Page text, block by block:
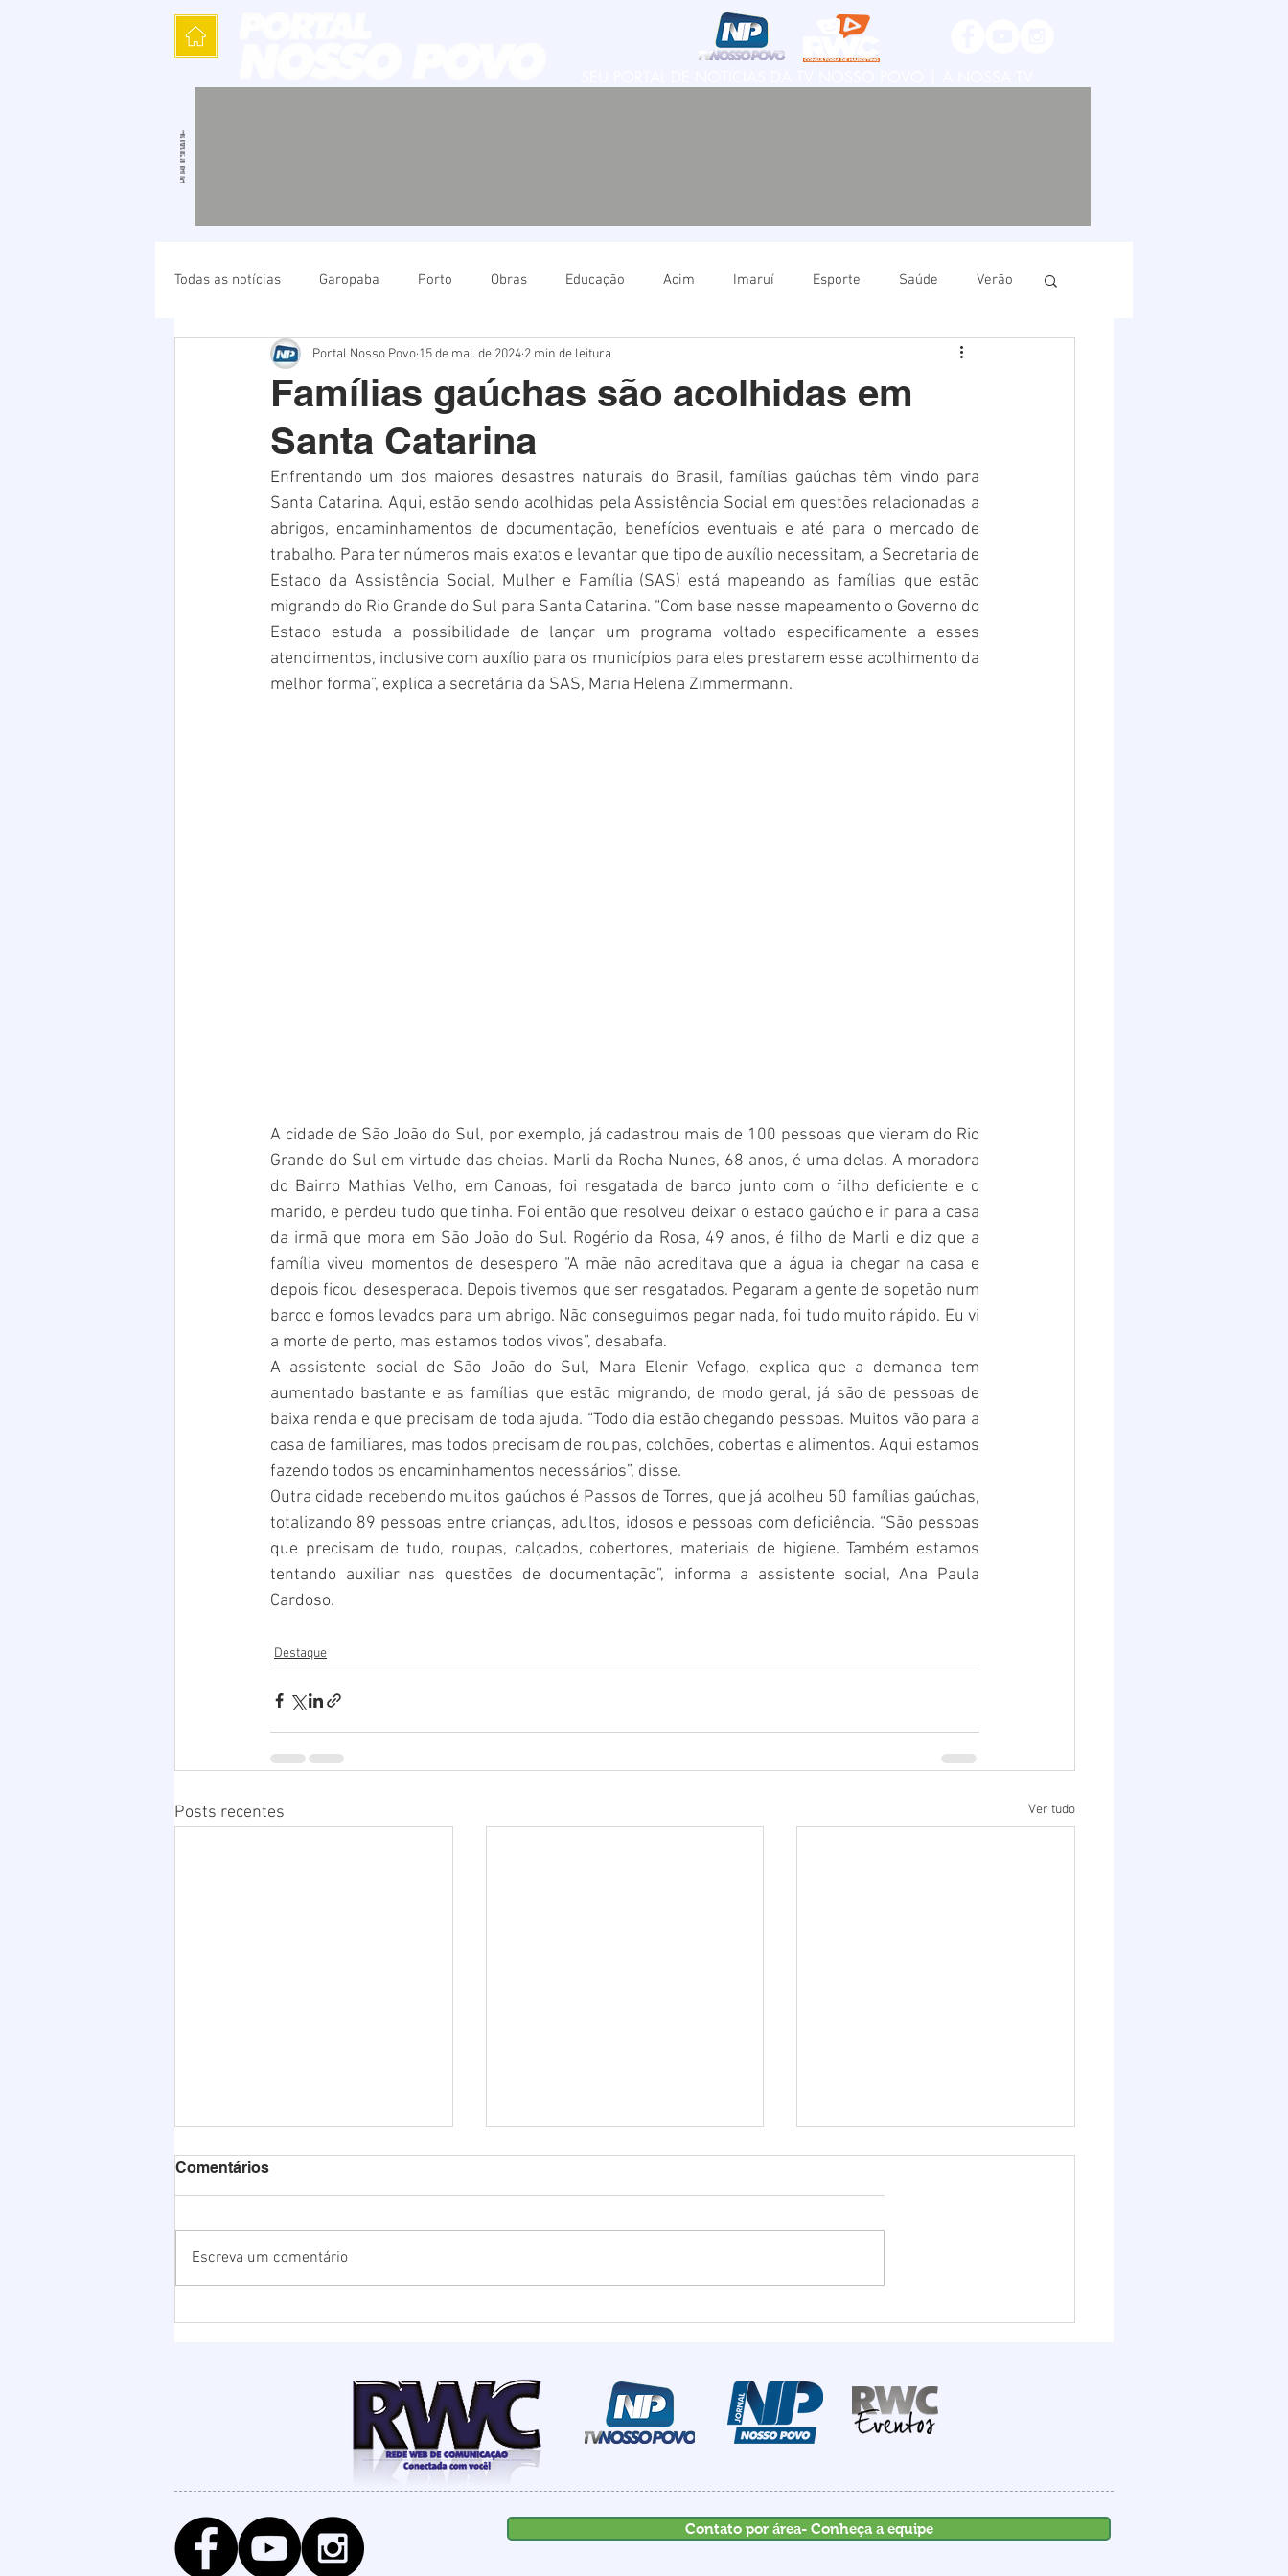
Todas as notícias Garopaba Porto Obras Educação Acim Imaruí Esporte Saúde Verão
Cultura Polícia Natureza Imbituba Imbituba
Verão Saúde Polícia Destaque
infraestrutura Natal PERDIDOS
Famílias gaúchas são acolhidas em
Santa Catarina
Portal Nosso Povo 15 de mai. de 2024 2 min de leitura
Enfrentando um dos maiores desastres naturais do Brasil, famílias gaúchas têm vindo para
Santa Catarina. Aqui, estão sendo acolhidas pela Assistência Social em questões relacionadas a
abrigos, encaminhamentos de documentação, benefícios eventuais e até para o mercado de
trabalho. Para ter números mais exatos e levantar que tipo de auxílio necessitam, a Secretaria de
Estado da Assistência Social, Mulher e Família (SAS) está mapeando as famílias que estão
migrando do Rio Grande do Sul para Santa Catarina. “Com base nesse mapeamento o Governo do
Estado estuda a possibilidade de lançar um programa voltado especificamente a esses
atendimentos, inclusive com auxílio para os municípios para eles prestarem esse acolhimento da
melhor forma”, explica a secretária da SAS, Maria Helena Zimmermann.
A cidade de São João do Sul, por exemplo, já cadastrou mais de 100 pessoas que vieram do Rio
Grande do Sul em virtude das cheias. Marli da Rocha Nunes, 68 anos, é uma delas. A moradora
do Bairro Mathias Velho, em Canoas, foi resgatada de barco junto com o filho deficiente e o
marido, e perdeu tudo que tinha. Foi então que resolveu deixar o estado gaúcho e ir para a casa
da irmã que mora em São João do Sul. Rogério da Rosa, 49 anos, é filho de Marli e diz que a
família viveu momentos de desespero “A mãe não acreditava que a água ia chegar na casa e
depois ficou desesperada. Depois tivemos que ser resgatados. Pegaram a gente de sopetão num
barco e fomos levados para um abrigo. Não conseguimos pegar nada, foi tudo muito rápido. Eu vi
a morte de perto, mas estamos todos vivos”, desabafa.
A assistente social de São João do Sul, Mara Elenir Vefago, explica que a demanda tem
aumentado bastante e as famílias que estão migrando, de modo geral, já são de pessoas de
baixa renda e que precisam de toda ajuda. “Todo dia estão chegando pessoas. Muitos vão para a
casa de familiares, mas todos precisam de roupas, colchões, cobertas e alimentos. Aqui estamos
fazendo todos os encaminhamentos necessários”, disse.
Outra cidade recebendo muitos gaúchos é Passos de Torres, que já acolheu 50 famílias gaúchas,
totalizando 89 pessoas entre crianças, adultos, idosos e pessoas com deficiência. “São pessoas
que precisam de tudo, roupas, calçados, cobertores, materiais de higiene. Também estamos
tentando auxiliar nas questões de documentação”, informa a assistente social, Ana Paula
Cardoso.
Destaque
Posts recentes Ver tudo
maio em 18 anos
investimentos até 2030
Comentários
Escreva um comentário
Contato por área- Conheça a equipe